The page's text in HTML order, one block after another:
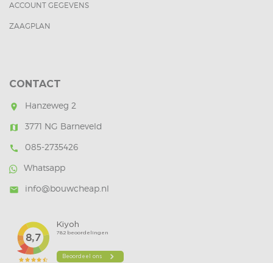
ACCOUNT GEGEVENS
ZAAGPLAN
CONTACT
room Hanzeweg 2
map 3771 NG Barneveld
call
085-2735426
Whatsapp
mail info@bouwcheap.nl